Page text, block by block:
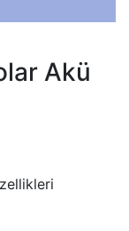
Akü